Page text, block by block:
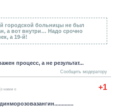
городской больницы не был
а вот внутри… Надо срочно
а 19-й!
процесс, а не результат...
Сообщить модератору
+1
нами с
зангин.............